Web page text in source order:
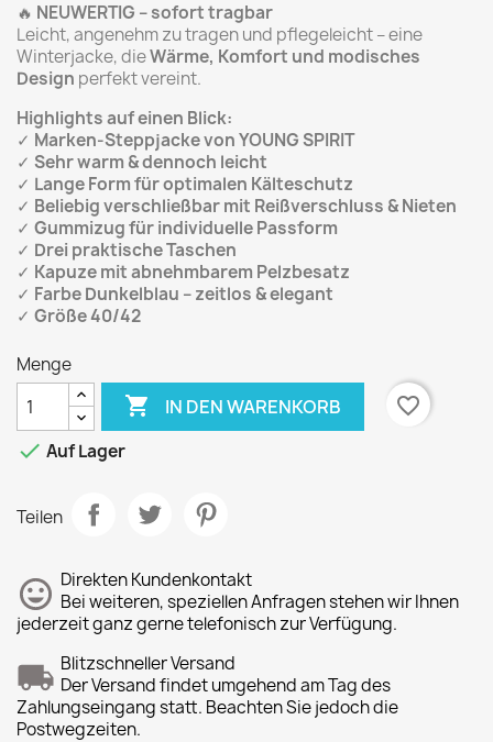
🔥 NEUWERTIG – sofort tragbar
Leicht, angenehm zu tragen und pflegeleicht – eine
Winterjacke, dieWärme, Komfort und modisches
Design perfekt vereint.
Highlights auf einen Blick:
✓ Marken-Steppjacke von YOUNG SPIRIT
✓ Sehr warm & dennoch leicht
✓ Lange Form für optimalen Kälteschutz
✓ Beliebig verschließbar mit Reißverschluss & Nieten
✓ Gummizug für individuelle Passform
✓ Drei praktische Taschen
✓ Kapuze mit abnehmbarem Pelzbesatz
✓ Farbe Dunkelblau – zeitlos & elegant
✓ Größe 40/42
Menge
 IN DEN WARENKORB
favorite_border
 Auf Lager
Teilen
Direkten Kundenkontakt
Bei weiteren, speziellen Anfragen stehen wir Ihnen
jederzeit ganz gerne telefonisch zur Verfügung.
Blitzschneller Versand
Der Versand findet umgehend am Tag des
Zahlungseingang statt. Beachten Sie jedoch die
Postwegzeiten.